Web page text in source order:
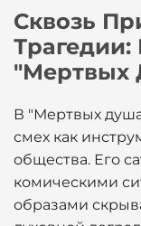
Сквозь
Трагедии:
"Мертвых
В "Мертвых
смех как
общества. Его
комическими
образами